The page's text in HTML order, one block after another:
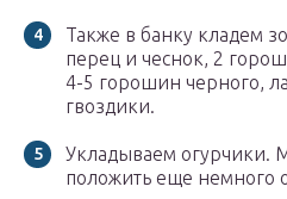
Также в банку кладем
перец и чеснок, 2
4-5 горошин черного,
гвоздики.
Укладываем огурчики.
положить еще немного